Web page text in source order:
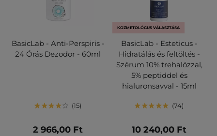
BasicLab - Anti-Perspiris -
24 Órás Dezodor - 60ml
15
2 966,00 Ft
KOZMETOLÓGUS VÁLASZTÁSA
BasicLab - Esteticus -
Hidratálás és feltöltés -
Szérum 10% trehalózzal,
5% peptiddel és
hialuronsavval - 15ml
74
10 240,00 Ft